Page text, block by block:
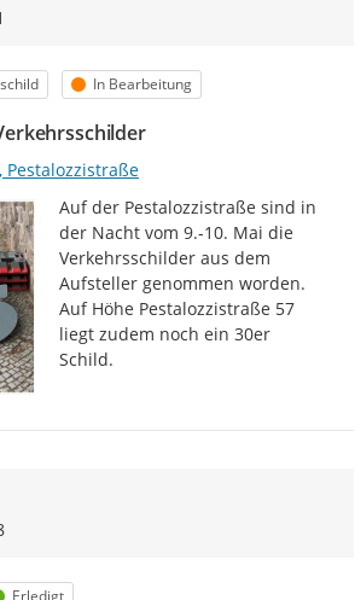
Status
In Bearbeitung
Pestalozzistraße
Auf der Pestalozzistraße sind in
der Nacht vom 9.-10. Mai die
Verkehrsschilder aus dem
Aufsteller genommen worden.
Auf Höhe Pestalozzistraße 57
liegt zudem noch ein 30er
Schild.
Zur Äußerung
Status